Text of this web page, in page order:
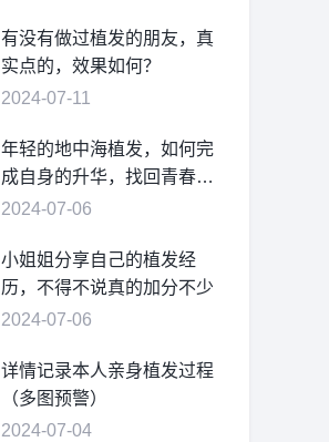
有没有做过植发的朋友，真
实点的，效果如何？
2024-07-11
年轻的地中海植发，如何完
成自身的升华，找回青春的
自信
2024-07-06
小姐姐分享自己的植发经
历，不得不说真的加分不少
2024-07-06
详情记录本人亲身植发过程
（多图预警）
2024-07-04